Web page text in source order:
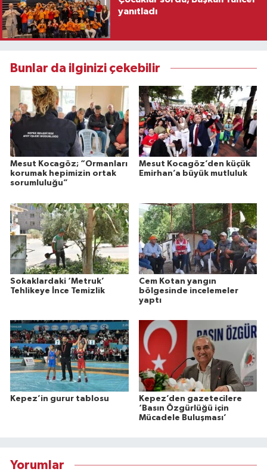
yanıtladı
Bunlar da ilginizi çekebilir
Mesut Kocagöz; “Ormanları
korumak hepimizin ortak
sorumluluğu”
Mesut Kocagöz’den küçük
Emirhan’a büyük mutluluk
Sokaklardaki ‘Metruk’
Tehlikeye İnce Temizlik
Cem Kotan yangın
bölgesinde incelemeler
yaptı
Kepez’in gurur tablosu
Kepez’den gazetecilere
‘Basın Özgürlüğü için
Mücadele Buluşması’
Yorumlar